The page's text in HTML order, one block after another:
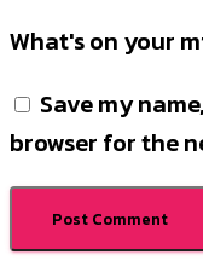
What's on your
Save my
browser for the